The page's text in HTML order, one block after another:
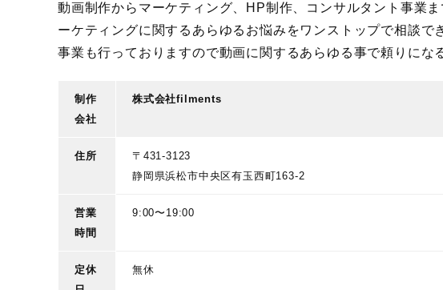
動画制作からマーケティング、HP制作、コンサルタント事業
ーケティングに関するあらゆるお悩みをワンストップで相談で
事業も行っておりますので動画に関するあらゆる事で頼りにな
制作
会社
株式会社filments
住所
〒431-3123
静岡県浜松市中央区有玉西町163-2
営業
時間
9:00〜19:00
定休
無休